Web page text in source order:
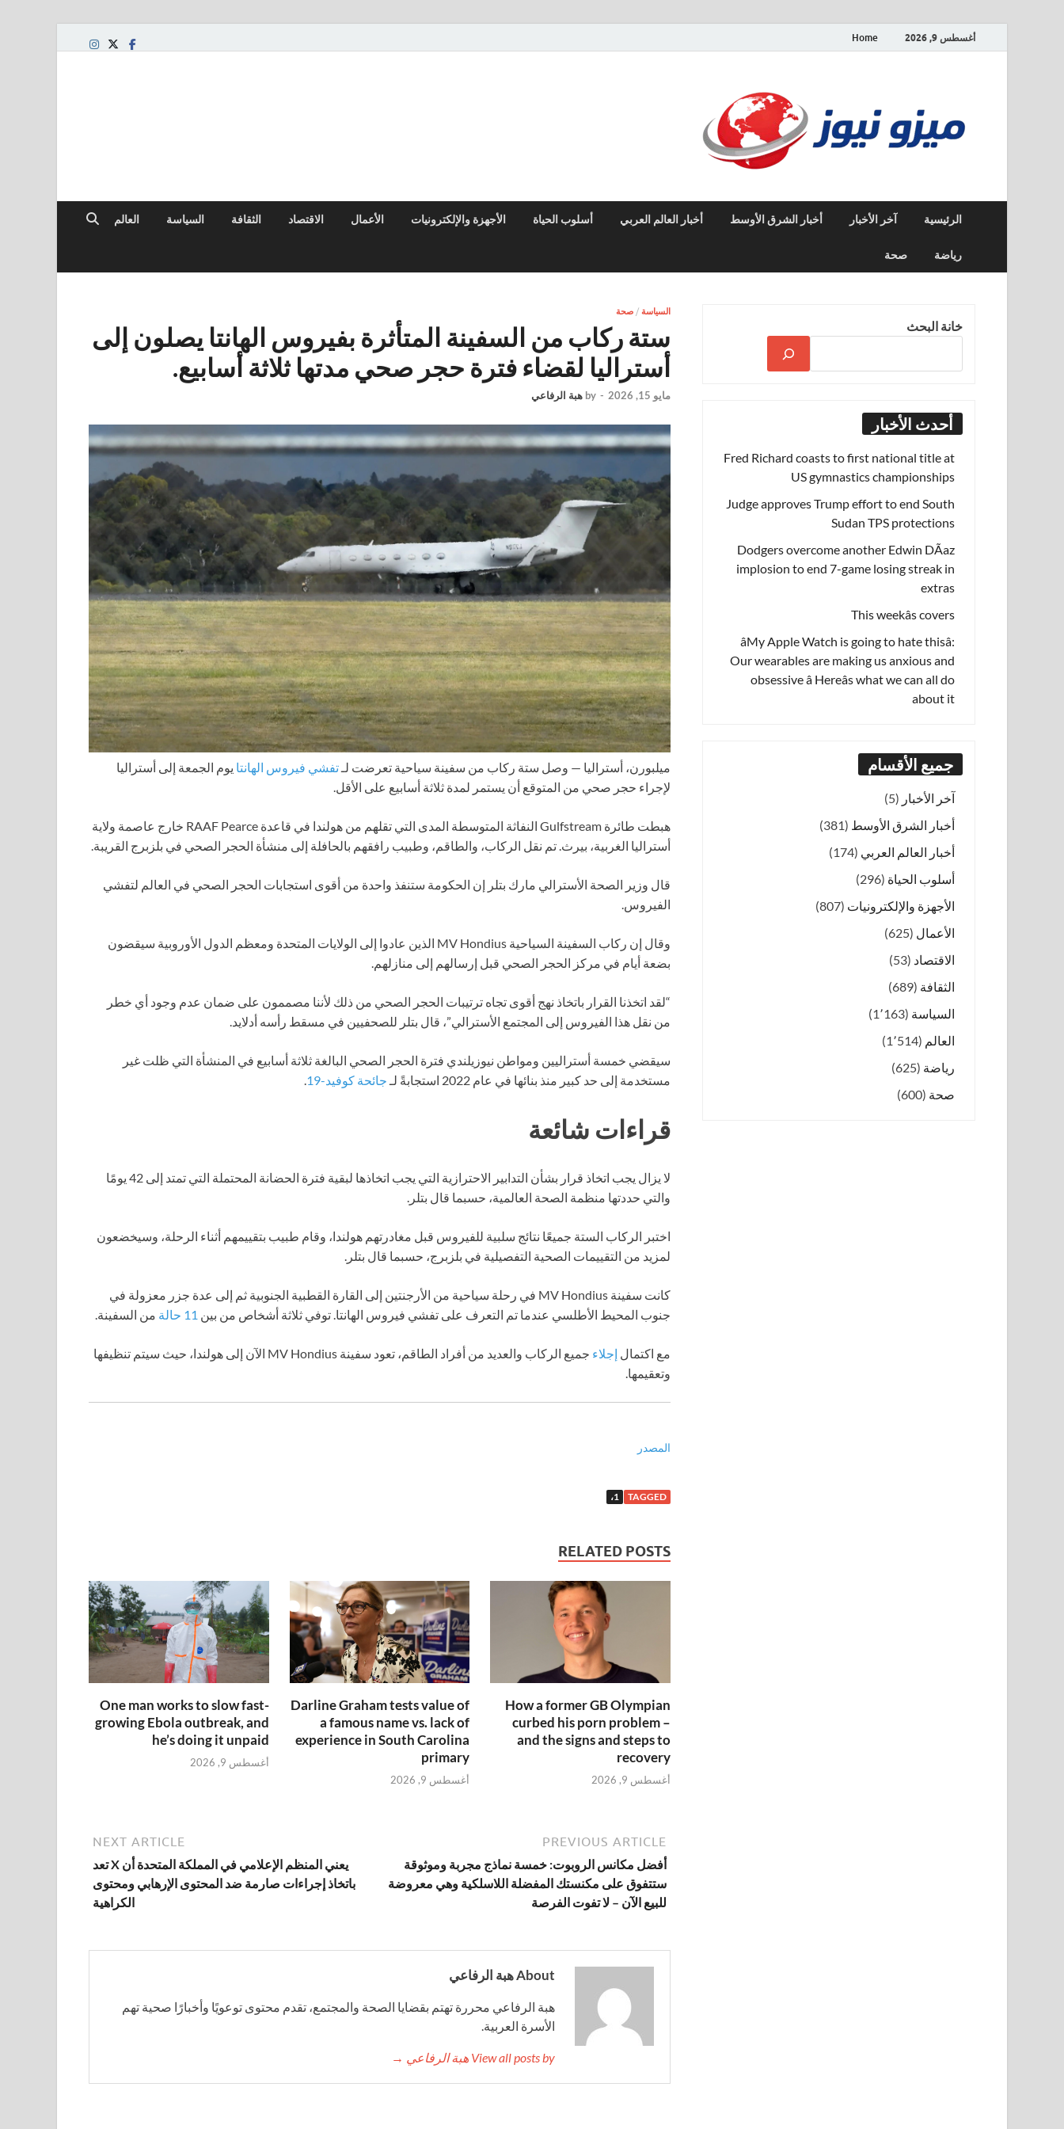
أغسطس 9, 2026 Home
الرئيسية آخر الأخبار أخبار الشرق الأوسط أخبار العالم العربي أسلوب الحياة الأجهزة والإلكترونيات الأعمال الاقتصاد الثقافة السياسة العالم
رياضة صحة
السياسة / صحة
ستة ركاب من السفينة المتأثرة بفيروس الهانتا يصلون إلى
أستراليا لقضاء فترة حجر صحي مدتها ثلاثة أسابيع.
مايو 15, 2026 -
by هبة الرفاعي
ميلبورن، أستراليا — وصل ستة ركاب من سفينة سياحية تعرضت لـتفشي فيروس الهانتا يوم الجمعة إلى أستراليا
لإجراء حجر صحي من المتوقع أن يستمر لمدة ثلاثة أسابيع على الأقل.
هبطت طائرة Gulfstream النفاثة المتوسطة المدى التي تقلهم من هولندا في قاعدة RAAF Pearce خارج عاصمة ولاية
أستراليا الغربية، بيرث. تم نقل الركاب، والطاقم، وطبيب رافقهم بالحافلة إلى منشأة الحجر الصحي في بلزبرج القريبة.
قال وزير الصحة الأسترالي مارك بتلر إن الحكومة ستنفذ واحدة من أقوى استجابات الحجر الصحي في العالم لتفشي
الفيروس.
وقال إن ركاب السفينة السياحية MV Hondius الذين عادوا إلى الولايات المتحدة ومعظم الدول الأوروبية سيقضون
بضعة أيام في مركز الحجر الصحي قبل إرسالهم إلى منازلهم.
“لقد اتخذنا القرار باتخاذ نهج أقوى تجاه ترتيبات الحجر الصحي من ذلك لأننا مصممون على ضمان عدم وجود أي خطر
من نقل هذا الفيروس إلى المجتمع الأسترالي”، قال بتلر للصحفيين في مسقط رأسه أدلايد.
سيقضي خمسة أستراليين ومواطن نيوزيلندي فترة الحجر الصحي البالغة ثلاثة أسابيع في المنشأة التي ظلت غير
مستخدمة إلى حد كبير منذ بنائها في عام 2022 استجابةً لـ
جائحة كوفيد-19 .
قراءات شائعة
لا يزال يجب اتخاذ قرار بشأن التدابير الاحترازية التي يجب اتخاذها لبقية فترة الحضانة المحتملة التي تمتد إلى 42 يومًا
والتي حددتها منظمة الصحة العالمية، حسبما قال بتلر.
اختبر الركاب الستة جميعًا نتائج سلبية للفيروس قبل مغادرتهم هولندا، وقام طبيب بتقييمهم أثناء الرحلة، وسيخضعون
لمزيد من التقييمات الصحية التفصيلية في بلزبرج، حسبما قال بتلر.
كانت سفينة MV Hondius في رحلة سياحية من الأرجنتين إلى القارة القطبية الجنوبية ثم إلى عدة جزر معزولة في
جنوب المحيط الأطلسي عندما تم التعرف على تفشي فيروس الهانتا. توفي ثلاثة أشخاص من بين 11 حالة من السفينة.
مع اكتمال إجلاء
جميع الركاب والعديد من أفراد الطاقم، تعود سفينة MV Hondius الآن إلى هولندا، حيث سيتم تنظيفها
وتعقيمها.
المصدر
TAGGED 1،
RELATED POSTS
How a former GB Olympian
curbed his porn problem –
and the signs and steps to
recovery
أغسطس 9, 2026
Darline Graham tests value of
a famous name vs. lack of
experience in South Carolina
primary
أغسطس 9, 2026
One man works to slow fast-
growing Ebola outbreak, and
he’s doing it unpaid
أغسطس 9, 2026
PREVIOUS ARTICLE
أفضل مكانس الروبوت: خمسة نماذج مجربة وموثوقة
ستتفوق على مكنستك المفضلة اللاسلكية وهي معروضة
للبيع الآن – لا تفوت الفرصة
NEXT ARTICLE
يعني المنظم الإعلامي في المملكة المتحدة أن X تعد
باتخاذ إجراءات صارمة ضد المحتوى الإرهابي ومحتوى
الكراهية
About هبة الرفاعي
هبة الرفاعي محررة تهتم بقضايا الصحة والمجتمع، تقدم محتوى توعويًا وأخبارًا صحية تهم
الأسرة العربية.
View all posts by هبة الرفاعي →
خانة البحث
أحدث الأخبار
Fred Richard coasts to first national title at
US gymnastics championships
Judge approves Trump effort to end South
Sudan TPS protections
Dodgers overcome another Edwin DÃ­az
implosion to end 7-game losing streak in
extras
This weekâs covers
âMy Apple Watch is going to hate thisâ:
Our wearables are making us anxious and
obsessive â Hereâs what we can all do
about it
جميع الأقسام
آخر الأخبار (5)
أخبار الشرق الأوسط (381)
أخبار العالم العربي (174)
أسلوب الحياة (296)
الأجهزة والإلكترونيات (807)
الأعمال (625)
الاقتصاد (53)
الثقافة (689)
السياسة (1٬163)
العالم (1٬514)
رياضة (625)
صحة (600)